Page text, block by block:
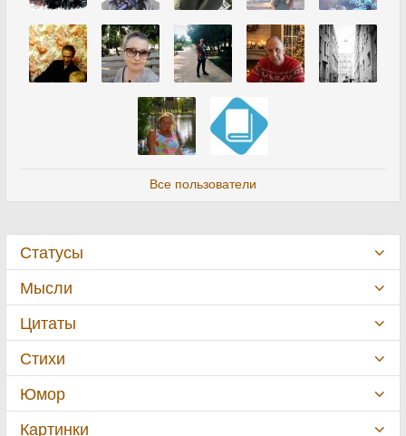
Все пользователи
Статусы
Мысли
Цитаты
Стихи
Юмор
Картинки